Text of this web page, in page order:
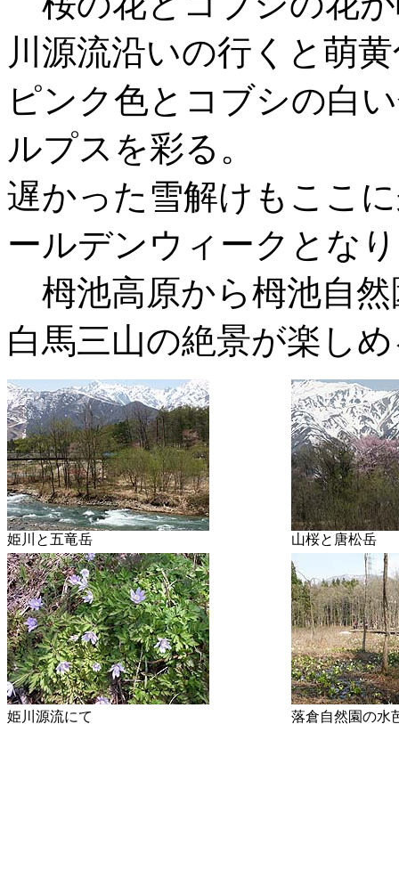
川源流沿いの行くと萌
ピンク色とコブシの白
ルプスを彩る。
遅かった雪解けもここ
ールデンウィークとな
栂池高原から栂池自
白馬三山の絶景が楽し
姫川と五竜岳 山桜と唐松岳
姫川源流にて 落倉自然園の